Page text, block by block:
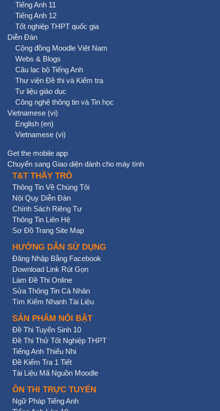
Tiếng Anh 11
Tiếng Anh 12
Tốt nghiệp THPT quốc gia
Diễn Đàn
Cộng đồng Moodle Việt Nam
Webs & Blogs
Câu lạc bộ Tiếng Anh
Thư viện Đề thi và Kiểm tra
Tư liệu giáo dục
Công nghệ thông tin và Tin học
Vietnamese ‎(vi)‎
English ‎(en)‎
Vietnamese ‎(vi)‎
Get the mobile app
Chuyển sang Giao diện dành cho máy tính
T&T THẦY TRÒ
Thông Tin Về Chúng Tôi
Nội Quy Diễn Đàn
Chính Sách Riêng Tư
Thông Tin Liên Hệ
Sơ Đồ Trang Site Map
HƯỚNG DẪN SỬ DỤNG
Đăng Nhập Bằng Facebook
Download Link Rút Gọn
Làm Đề Thi Online
Sửa Thông Tin Cá Nhân
Tìm Kiếm Nhanh Tài Liệu
SẢN PHẨM NỔI BẬT
Đề Thi Tuyển Sinh 10
Đề Thi Thử Tốt Nghiệp THPT
Tiếng Anh Thiếu Nhi
Đề Kiểm Tra 1 Tiết
Tài Liệu Mã Nguồn Moodle
ÔN THI TRỰC TUYẾN
Ngữ Pháp Tiếng Anh